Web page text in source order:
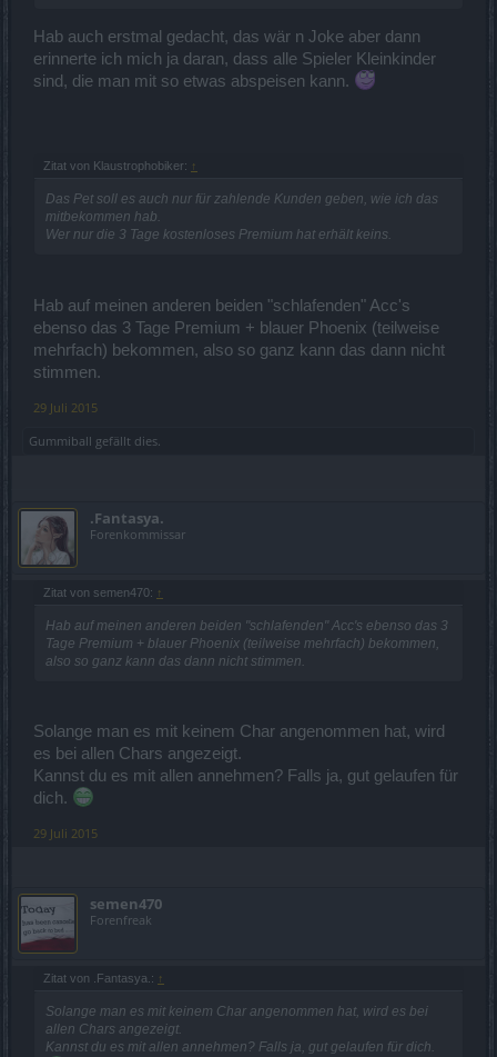
Hab auch erstmal gedacht, das wär n Joke aber dann
erinnerte ich mich ja daran, dass alle Spieler Kleinkinder
sind, die man mit so etwas abspeisen kann.
Zitat von Klaustrophobiker: ↑
Das Pet soll es auch nur für zahlende Kunden geben, wie ich das
mitbekommen hab.
Wer nur die 3 Tage kostenloses Premium hat erhält keins.
Hab auf meinen anderen beiden "schlafenden" Acc's
ebenso das 3 Tage Premium + blauer Phoenix (teilweise
mehrfach) bekommen, also so ganz kann das dann nicht
stimmen.
29 Juli 2015
Gummiball gefällt dies.
.Fantasya.
Forenkommissar
Zitat von semen470: ↑
Hab auf meinen anderen beiden "schlafenden" Acc's ebenso das 3
Tage Premium + blauer Phoenix (teilweise mehrfach) bekommen,
also so ganz kann das dann nicht stimmen.
Solange man es mit keinem Char angenommen hat, wird
es bei allen Chars angezeigt.
Kannst du es mit allen annehmen? Falls ja, gut gelaufen für
dich.
29 Juli 2015
semen470
Forenfreak
Zitat von .Fantasya.: ↑
Solange man es mit keinem Char angenommen hat, wird es bei
allen Chars angezeigt.
Kannst du es mit allen annehmen? Falls ja, gut gelaufen für dich.